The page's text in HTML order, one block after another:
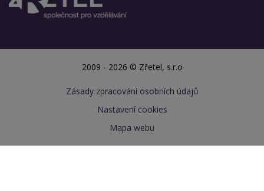
2009 - 2026 © Zřetel, s.r.o
Zásady zpracování osobních údajů
Nastavení cookies
Mapa webu